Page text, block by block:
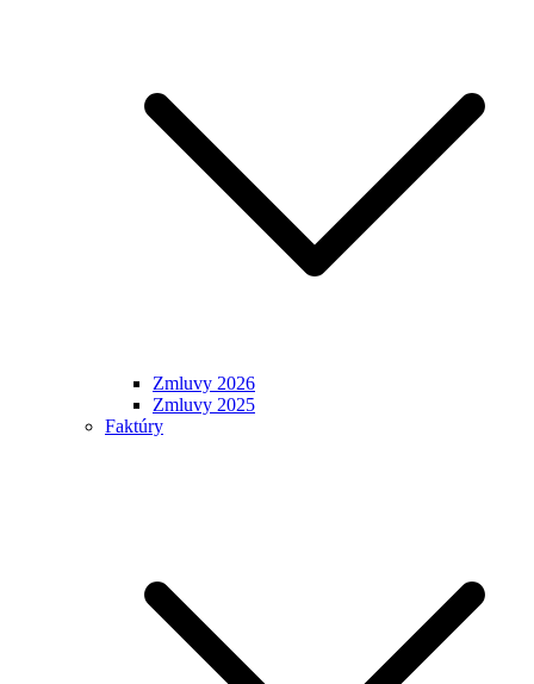
Zmluvy 2026
Zmluvy 2025
Faktúry